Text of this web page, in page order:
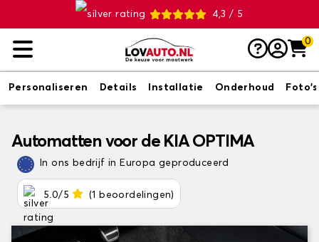
4,3 / 5
0
Personaliseren Details Installatie Onderhoud Foto's
Automatten voor de KIA OPTIMA
In ons bedrijf in Europa geproduceerd
5.0/5 (1 beoordelingen)